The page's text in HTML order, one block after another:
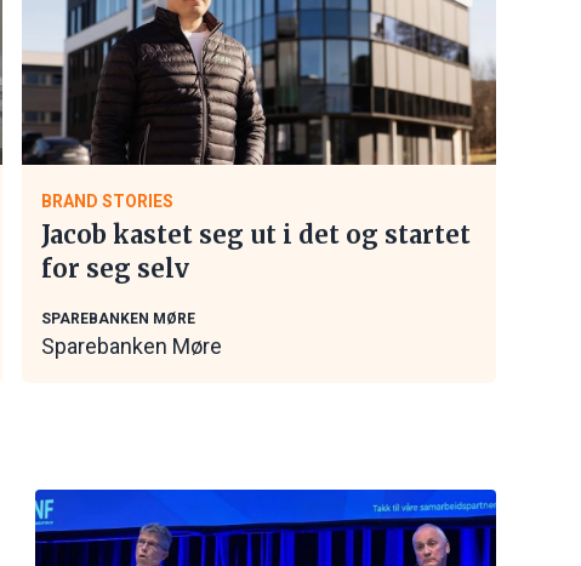
BRAND STORIES
Jacob kastet seg ut i det og startet
for seg selv
SPAREBANKEN MØRE
Sparebanken Møre